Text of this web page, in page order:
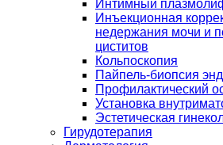
Интимный
Инъекционная
недержания мочи и
циститов
Кольпоскопия
Пайпель-биопсия
Профилактический
Установка
Эстетическая
Гирудотерапия